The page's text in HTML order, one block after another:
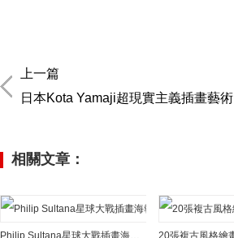
上一篇
日本Kota Yamaji超現實主義插畫藝術
相關文章：
Philip Sultana星球大戰插畫海報設計